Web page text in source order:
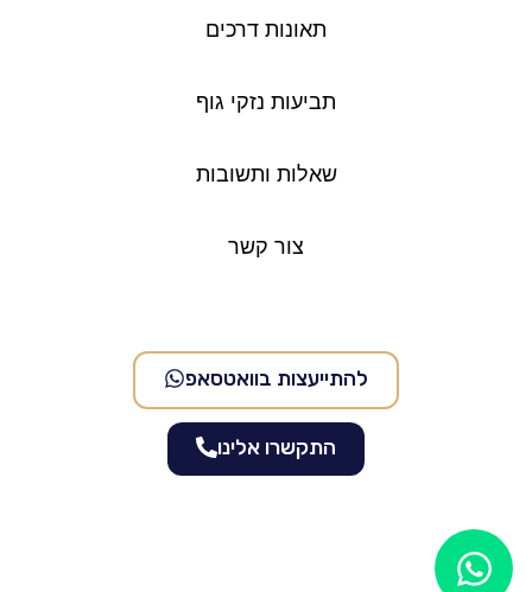
תאונות דרכים
תביעות נזקי גוף
שאלות ותשובות
צור קשר
להתייעצות בוואטסאפ
התקשרו אלינו